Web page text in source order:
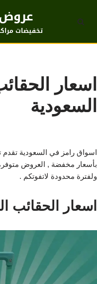
تخطى
تخفيضات
اسعار
السعودية
اسواق رامز في السعودية
بأسعار مخفضة , العروض
ولفترة محدودة لاتفوتكم .
اسعار الحقائب